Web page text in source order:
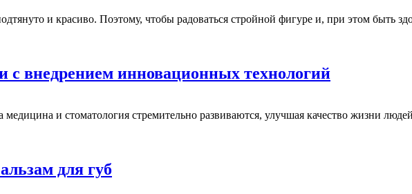
и красиво. Поэтому, чтобы радоваться стройной фигуре и, при этом быть
с внедрением инновационных технологий
медицина и стоматология стремительно развиваются, улучшая качество жизни
для губ